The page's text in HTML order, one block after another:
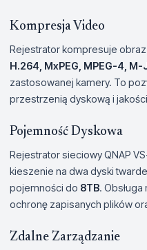
Kompresja Video
Rejestrator kompresuje
H.264, MxPEG, MPEG-4, M-
zastosowanej kamery. To
przestrzenią dyskową i
Pojemność Dyskowa
Rejestrator sieciowy QNAP
kieszenie na dwa dyski twarde
pojemności do 8TB. Obsługa
ochronę zapisanych plików
Zdalne Zarządzanie